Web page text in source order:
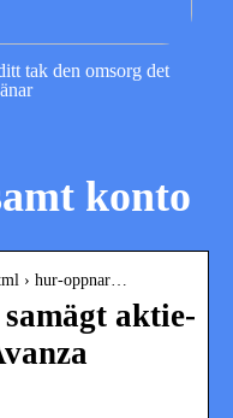
tak den omsorg det
konto
› hur-oppnar…
aktie-